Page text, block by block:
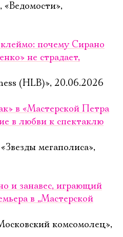
«Ведомости»,
почему Сирано
не страдает,
(HLB)», 20.06.2026
в «Мастерской Петра
в любви к спектаклю
мегаполиса»,
и занавес, играющий
в „Мастерской
комсомолец»,